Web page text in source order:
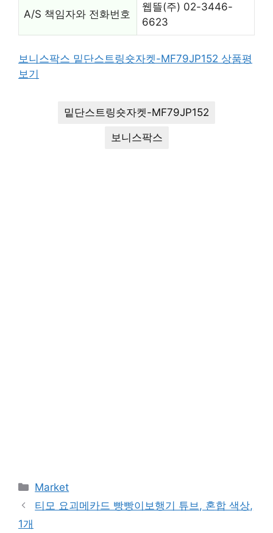
A/S 책임자와 전화번호
웹뜰(주) 02-3446-
6623
보니스팍스 밑단스트링숏자켓-MF79JP152 상품평
보기
밑단스트링숏자켓-MF79JP152
보니스팍스
Categories
Market
티모 요괴메카드 빵빵이보행기 튜브, 혼합 색상,
1개